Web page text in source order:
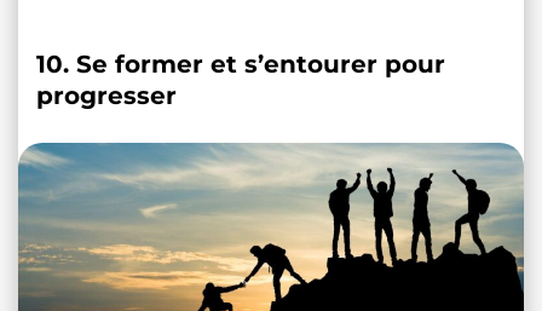
10. Se former et s’entourer pour
progresser